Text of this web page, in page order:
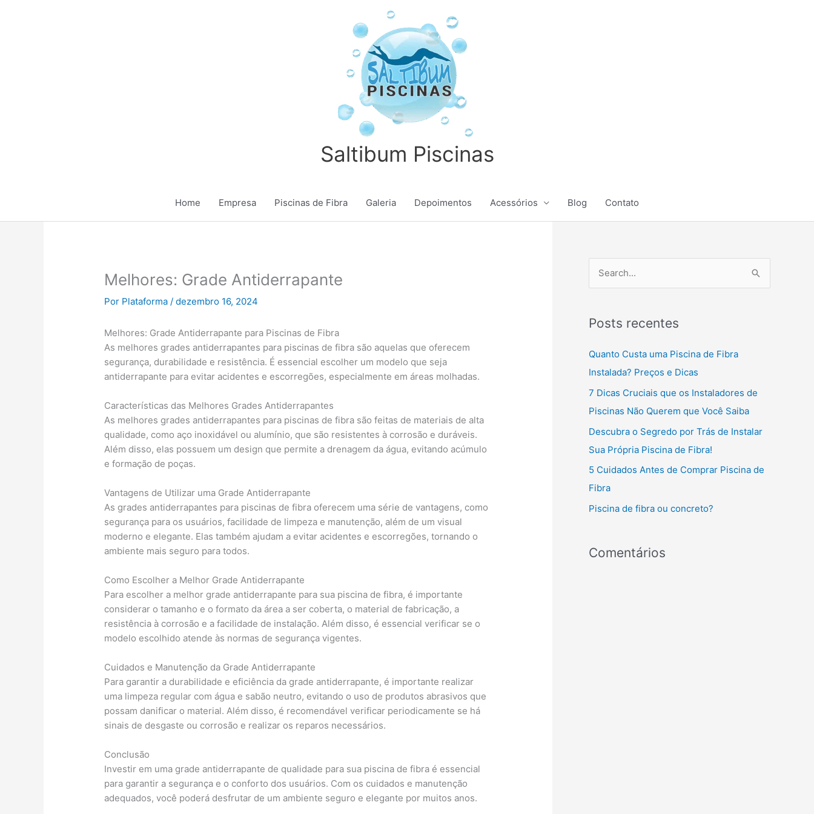
Saltibum Piscinas
Home Empresa Piscinas de Fibra Galeria Depoimentos Acessórios Blog Contato
Melhores: Grade Antiderrapante
Por Plataforma/dezembro 16, 2024
Melhores: Grade Antiderrapante para Piscinas de Fibra
As melhores grades antiderrapantes para piscinas de fibra são aquelas que oferecem
segurança, durabilidade e resistência. É essencial escolher um modelo que seja
antiderrapante para evitar acidentes e escorregões, especialmente em áreas molhadas.
Características das Melhores Grades Antiderrapantes
As melhores grades antiderrapantes para piscinas de fibra são feitas de materiais de alta
qualidade, como aço inoxidável ou alumínio, que são resistentes à corrosão e duráveis.
Além disso, elas possuem um design que permite a drenagem da água, evitando acúmulo
e formação de poças.
Vantagens de Utilizar uma Grade Antiderrapante
As grades antiderrapantes para piscinas de fibra oferecem uma série de vantagens, como
segurança para os usuários, facilidade de limpeza e manutenção, além de um visual
moderno e elegante. Elas também ajudam a evitar acidentes e escorregões, tornando o
ambiente mais seguro para todos.
Como Escolher a Melhor Grade Antiderrapante
Para escolher a melhor grade antiderrapante para sua piscina de fibra, é importante
considerar o tamanho e o formato da área a ser coberta, o material de fabricação, a
resistência à corrosão e a facilidade de instalação. Além disso, é essencial verificar se o
modelo escolhido atende às normas de segurança vigentes.
Cuidados e Manutenção da Grade Antiderrapante
Para garantir a durabilidade e eficiência da grade antiderrapante, é importante realizar
uma limpeza regular com água e sabão neutro, evitando o uso de produtos abrasivos que
possam danificar o material. Além disso, é recomendável verificar periodicamente se há
sinais de desgaste ou corrosão e realizar os reparos necessários.
Conclusão
Investir em uma grade antiderrapante de qualidade para sua piscina de fibra é essencial
para garantir a segurança e o conforto dos usuários. Com os cuidados e manutenção
adequados, você poderá desfrutar de um ambiente seguro e elegante por muitos anos.
q
u
i
p
o
r
:
Posts recentes
Quanto Custa uma Piscina de Fibra
Instalada? Preços e Dicas
7 Dicas Cruciais que os Instaladores de
Piscinas Não Querem que Você Saiba
Descubra o Segredo por Trás de Instalar
Sua Própria Piscina de Fibra!
5 Cuidados Antes de Comprar Piscina de
Fibra
Piscina de fibra ou concreto?
Comentários